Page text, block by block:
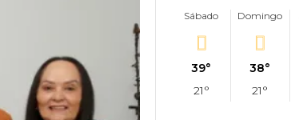
Sábado
39°
21°
Domingo
38°
21°